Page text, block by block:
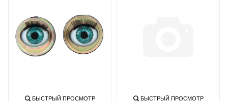
БЫСТРЫЙ ПРОСМОТР БЫСТРЫЙ ПРОСМОТР